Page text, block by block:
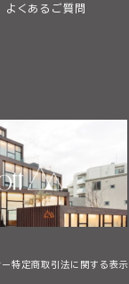
よくあるご質問
特定商取引法に関する表示